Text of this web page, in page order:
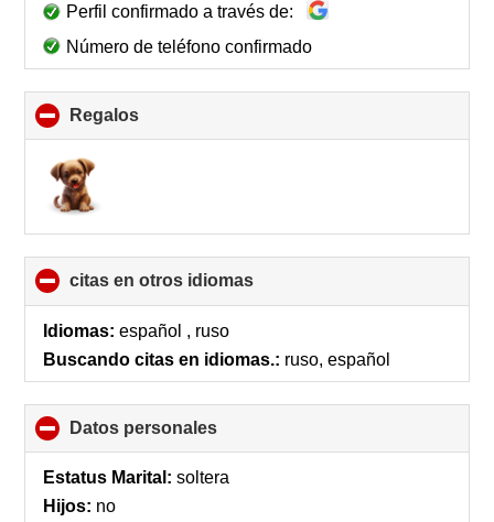
Perfil confirmado a través de:
Número de teléfono confirmado
Regalos
to
citas en otros idiomas
to
Idiomas: español , ruso
Buscando citas en idiomas.: ruso, español
Datos personales
to
collapse
Estatus Marital: soltera
Hijos: no